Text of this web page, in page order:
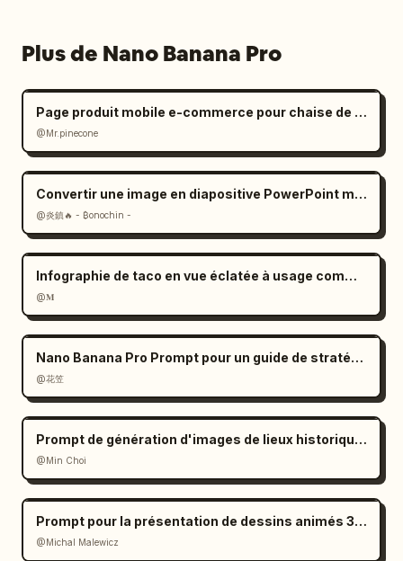
Plus de Nano Banana Pro
Page produit mobile e-commerce pour chaise de bureau ergonomique
@Mr.pinecone
Convertir une image en diapositive PowerPoint modifiable : invite
@炎鎮🔥 - ₿onochin -
Infographie de taco en vue éclatée à usage commercial
@𝐌
Nano Banana Pro Prompt pour un guide de stratégie de jeu
@花笠
Prompt de génération d'images de lieux historiques
@Min Choi
Prompt pour la présentation de dessins animés 3D des plus hauts bâtiments de la ville
@Michal Malewicz